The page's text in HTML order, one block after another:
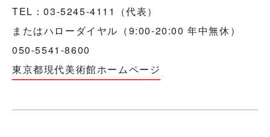
TEL：03-5245-4111（代表）
またはハローダイヤル（9:00-20:00 年中無休）
050-5541-8600
東京都現代美術館ホームページ